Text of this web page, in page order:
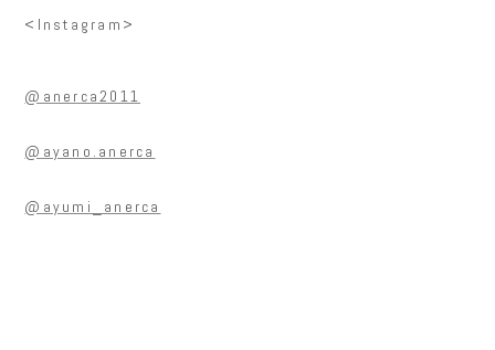
<Instagram>
@anerca2011
@ayano.anerca
@ayumi_anerca